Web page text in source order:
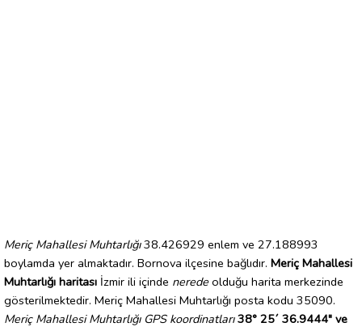
Meriç Mahallesi Muhtarlığı38.426929 enlem ve 27.188993
boylamda yer almaktadır. Bornova ilçesine bağlıdır. Meriç Mahallesi
Muhtarlığı haritası İzmir ili içinde nerede olduğu harita merkezinde
gösterilmektedir. Meriç Mahallesi Muhtarlığı posta kodu 35090.
Meriç Mahallesi Muhtarlığı GPS koordinatları 38° 25´ 36.9444" ve